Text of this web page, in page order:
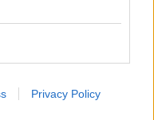
Privacy Policy